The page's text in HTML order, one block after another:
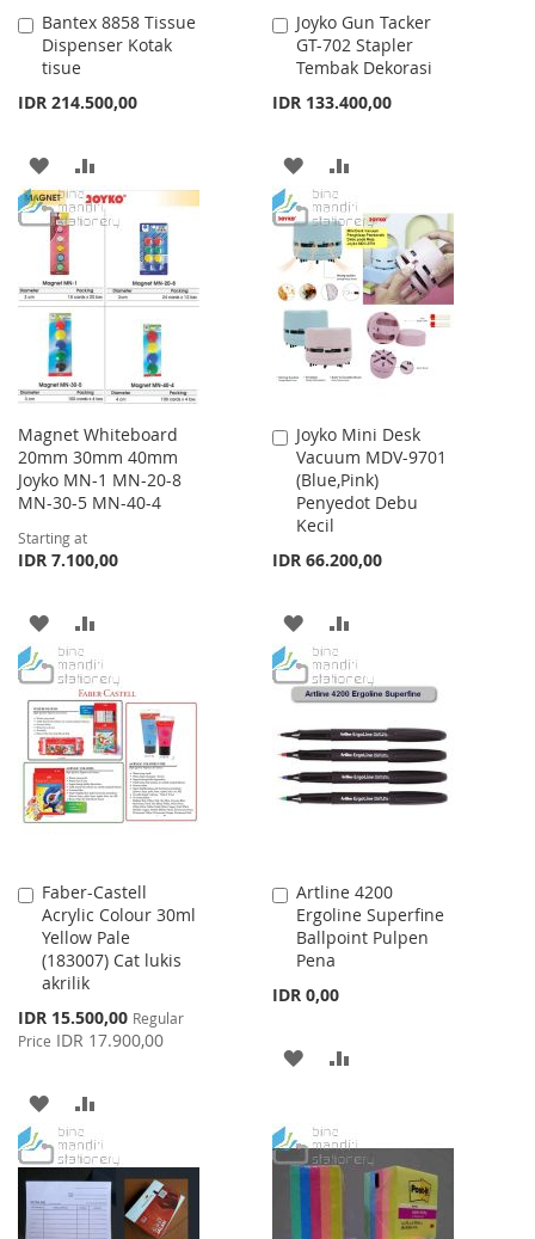
Bantex 8858 Tissue
Dispenser Kotak
tisue
IDR 214.500,00
Add
to
Cart
ADD
TO
WISH
LIST
TO
COMPARE
Joyko Gun Tacker
GT-702 Stapler
Tembak Dekorasi
IDR 133.400,00
Add
to
Cart
ADD
TO
WISH
LIST
TO
COMPARE
Magnet Whiteboard
20mm 30mm 40mm
Joyko MN-1 MN-20-8
MN-30-5 MN-40-4
Starting at
IDR 7.100,00
ADD
TO
WISH
LIST
TO
COMPARE
Joyko Mini Desk
Vacuum MDV-9701
(Blue,Pink)
Penyedot Debu
Kecil
IDR 66.200,00
Add
to
Cart
ADD
TO
WISH
LIST
TO
COMPARE
Faber-Castell
Acrylic Colour 30ml
Yellow Pale
(183007) Cat lukis
akrilik
Special
Price
IDR 15.500,00 Regular
Price IDR 17.900,00
Add
to
Cart
ADD
TO
WISH
LIST
TO
COMPARE
Artline 4200
Ergoline Superfine
Ballpoint Pulpen
Pena
IDR 0,00
Add
to
Cart
ADD
WISHCOMPARE